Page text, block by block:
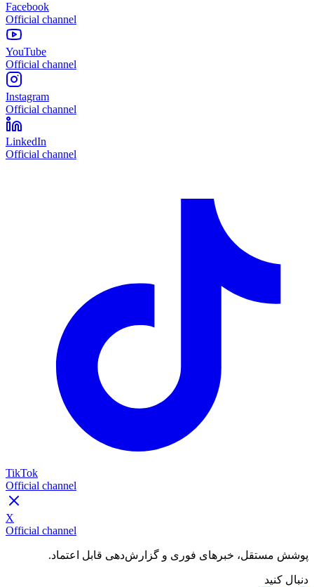
Facebook
Official channel
YouTube
Official channel
Instagram
Official channel
LinkedIn
Official channel
TikTok
Official channel
X
Official channel
پوشش مستقل، خبرهای فوری و گزارش‌دهی قابل اعتماد.
دنبال کنید